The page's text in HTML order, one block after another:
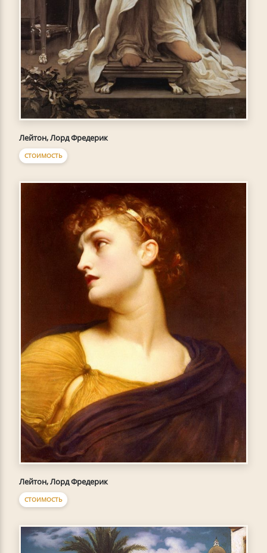
Лейтон, Лорд Фредерик
СТОИМОСТЬ
Лейтон, Лорд Фредерик
СТОИМОСТЬ